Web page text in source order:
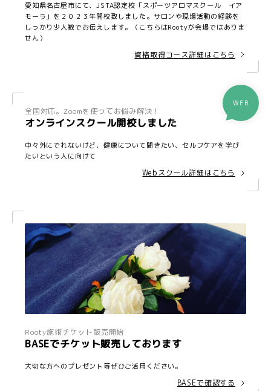
愛知県名古屋市にて、JSTA認定校「スポーツアロマスクール イア
モーラ」を２０２３年開校致しました。サロンや現場活動の経験を
しっかり少人数でお伝えします。（こちらはRootyが会場ではありま
せん）
資格取得コース詳細はこちら
WEB
全国対応。Zoomを使ってお悩み解決！
オンラインスクール開校しました
中々外にでれないけど、健康について聞きたい、セルフケアを学び
たいという人に向けて
Webスクール詳細はこちら
Rooty施術チケット販売開始
BASEでチケット販売しております
大切な方へのプレゼント等ぜひご活用ください。
BASEで確認する